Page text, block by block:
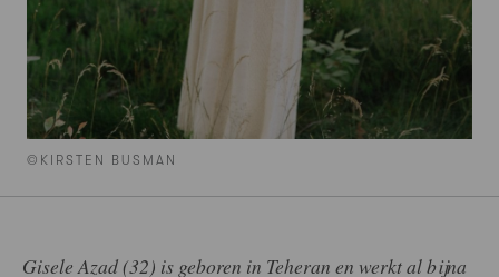
©KIRSTEN BUSMAN
Gisele Azad (32) is geboren in Teheran en werkt al bijna